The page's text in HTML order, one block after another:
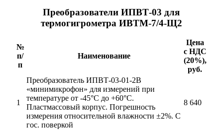
Преобразователи ИПВТ-03 для
термогигрометра ИВТМ-7/4-Щ2
№
п/
п
Наименование
Цена
с НДС
(20%),
руб.
1
Преобразователь ИПВТ-03-01-2В
«минимикрофон» для измерений при
температуре от -45°С до +60°С.
Пластмассовый корпус. Погрешность
измерения относительной влажности ±2%. С
гос. поверкой
8 640